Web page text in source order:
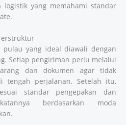
yang memahami standar
pulau yang ideal diawali dengan
Setiap pengiriman perlu melalui
dan dokumen agar tidak
tengah perjalanan. Setelah itu,
standar pengepakan dan
berdasarkan moda